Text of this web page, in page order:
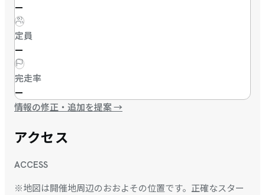
—
定員
—
完走率
—
情報の修正・追加を提案→
アクセス
ACCESS
※地図は開催地周辺のおおよその位置です。正確なスター